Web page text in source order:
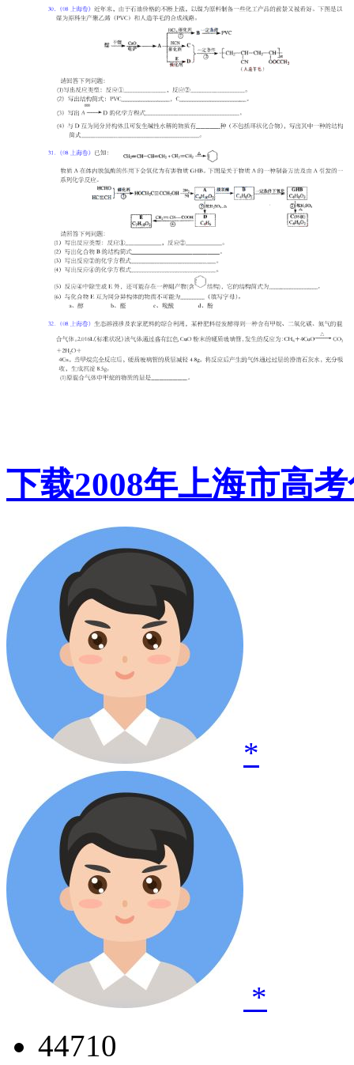
下载2008年上海市高
*
*
44710